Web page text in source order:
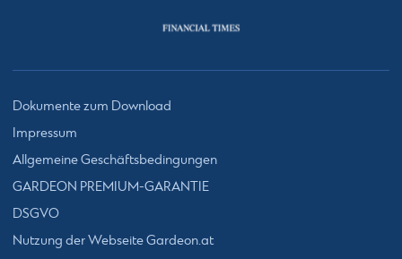
Dokumente zum Download
Impressum
Allgemeine Geschäftsbedingungen
GARDEON PREMIUM-GARANTIE
DSGVO
Nutzung der Webseite Gardeon.at